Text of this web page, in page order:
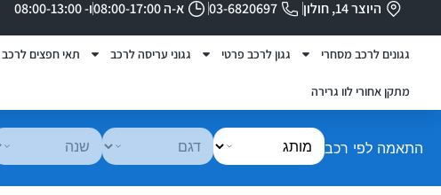
היוצר 14, חולון 03-6820697 א-ה 08:00-17:00 ו- 08:00-13:00
גגונים לרכב מסחרי גגון לרכב פרטי גגוני עריסה לרכב תאי חפצים לרכב
מתקן אחורי לוו גרירה
התאמה לפי רכב